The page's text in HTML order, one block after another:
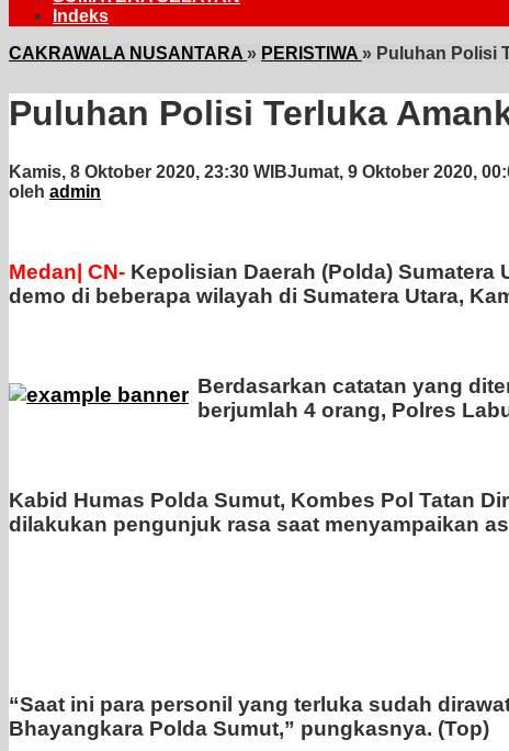
Indeks
CAKRAWALA NUSANTARA » PERISTIWA » Puluhan Polisi
Puluhan Polisi Terluka
Kamis, 8 Oktober 2020, 23:30 WIBJumat, 9 Oktober 2020,
oleh admin
Medan| CN- Kepolisian Daerah (Polda)
demo di beberapa wilayah di Sumatera Utara,
Berdasarkan catatan yang
berjumlah 4 orang, Polres
Kabid Humas Polda Sumut, Kombes Pol Tatan
dilakukan pengunjuk rasa saat menyampaikan
“Saat ini para personil yang terluka sudah
Bhayangkara Polda Sumut,” pungkasnya. (Top)